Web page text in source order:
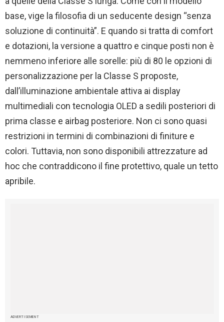
base, vige la filosofia di un seducente design “senza
soluzione di continuità”. E quando si tratta di comfort
e dotazioni, la versione a quattro e cinque posti non è
nemmeno inferiore alle sorelle: più di 80 le opzioni di
personalizzazione per la Classe S proposte,
dall’illuminazione ambientale attiva ai display
multimediali con tecnologia OLED a sedili posteriori di
prima classe e airbag posteriore. Non ci sono quasi
restrizioni in termini di combinazioni di finiture e
colori. Tuttavia, non sono disponibili attrezzature ad
hoc che contraddicono il fine protettivo, quale un tetto
apribile.
ADVERTISEMENT